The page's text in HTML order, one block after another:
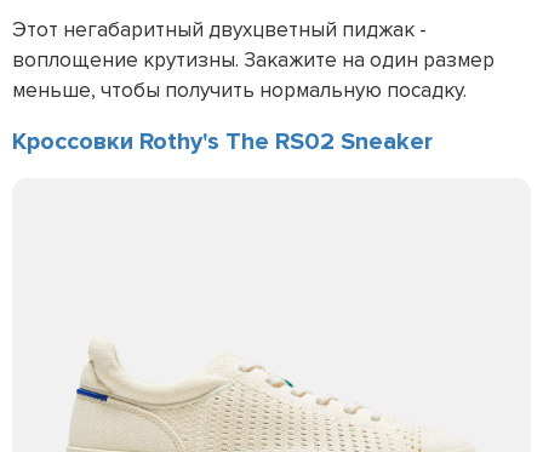
Этот негабаритный двухцветный пиджак -
воплощение крутизны. Закажите на один размер
меньше, чтобы получить нормальную посадку.
Кроссовки Rothy's The RS02 Sneaker